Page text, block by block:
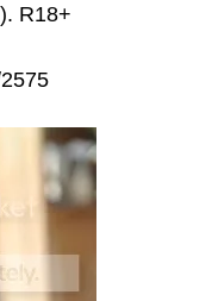
R18+